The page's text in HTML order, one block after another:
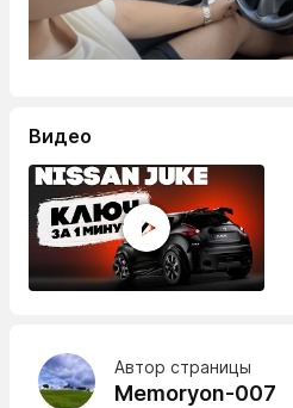
Видео
Автор страницы
Memoryon-007